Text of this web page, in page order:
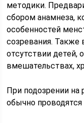
методики.
сбором анамнеза,
особенностей
созревания. Также
отсутствии детей,
вмешательствах,
При подозрении на
обычно